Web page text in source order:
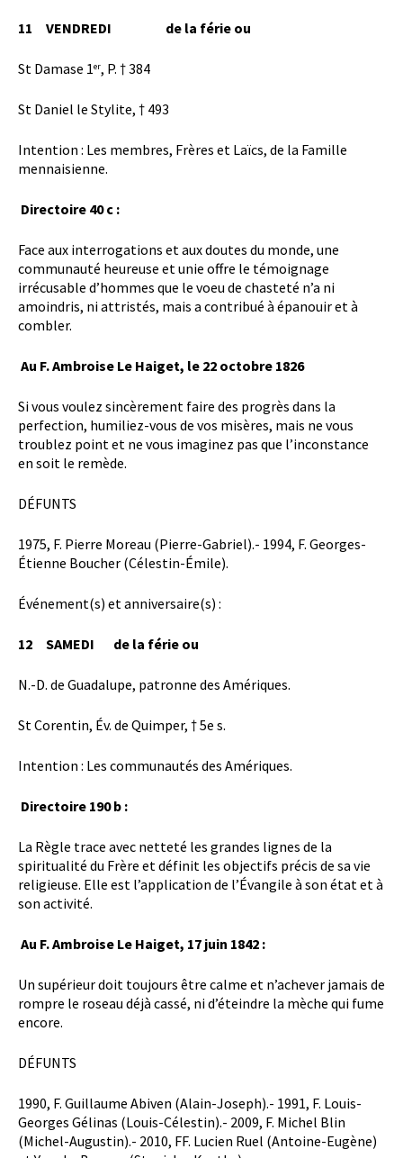
11 VENDREDI de la férie ou
St Damase 1er, P. † 384
St Daniel le Stylite, † 493
Intention : Les membres, Frères et Laïcs, de la Famille
mennaisienne.
Directoire 40 c :
Face aux interrogations et aux doutes du monde, une
communauté heureuse et unie offre le témoignage
irrécusable d’hommes que le voeu de chasteté n’a ni
amoindris, ni attristés, mais a contribué à épanouir et à
combler.
Au F. Ambroise Le Haiget, le 22 octobre 1826
Si vous voulez sincèrement faire des progrès dans la
perfection, humiliez-vous de vos misères, mais ne vous
troublez point et ne vous imaginez pas que l’inconstance
en soit le remède.
DÉFUNTS
1975, F. Pierre Moreau (Pierre-Gabriel).- 1994, F. Georges-
Étienne Boucher (Célestin-Émile).
Événement(s) et anniversaire(s) :
12 SAMEDI de la férie ou
N.-D. de Guadalupe, patronne des Amériques.
St Corentin, Év. de Quimper, † 5e s.
Intention : Les communautés des Amériques.
Directoire 190 b :
La Règle trace avec netteté les grandes lignes de la
spiritualité du Frère et définit les objectifs précis de sa vie
religieuse. Elle est l’application de l’Évangile à son état et à
son activité.
Au F. Ambroise Le Haiget, 17 juin 1842 :
Un supérieur doit toujours être calme et n’achever jamais de
rompre le roseau déjà cassé, ni d’éteindre la mèche qui fume
encore.
DÉFUNTS
1990, F. Guillaume Abiven (Alain-Joseph).- 1991, F. Louis-
Georges Gélinas (Louis-Célestin).- 2009, F. Michel Blin
(Michel-Augustin).- 2010, FF. Lucien Ruel (Antoine-Eugène)